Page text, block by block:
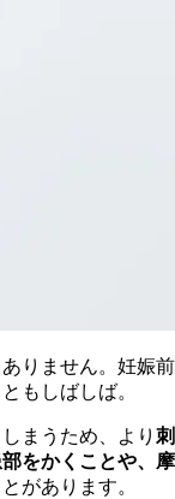
りません。妊娠前
もしばしば。
まうため、より 刺
部をかくことや、摩
があります。